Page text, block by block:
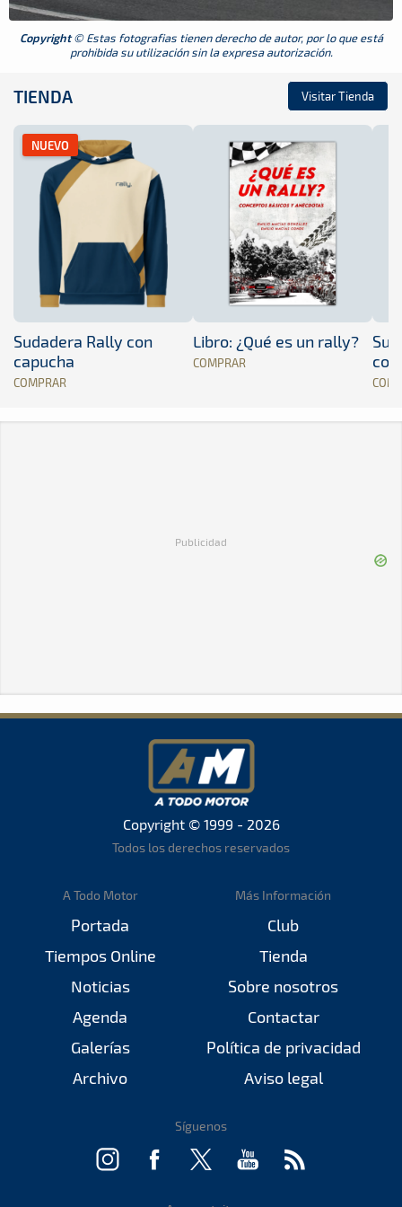
Copyright© Estas fotografias tienen derecho de autor, por lo que está
prohibida su utilización sin la expresa autorización.
TIENDA Visitar Tienda
NUEVO
Sudadera Rally con
capucha
COMPRAR
Libro: ¿Qué es un rally?
COMPRAR
Publicidad
Copyright © 1999 - 2026
Todos los derechos reservados
A Todo Motor
Portada
Tiempos Online
Noticias
Agenda
Galerías
Archivo
Más Información
Club
Tienda
Sobre nosotros
Contactar
Política de privacidad
Aviso legal
Síguenos